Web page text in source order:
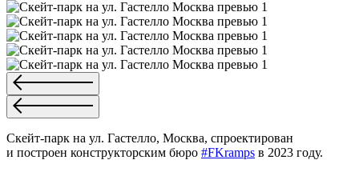
Скейт-парк на ул. Гастелло, Москва, спроектирован
и построен конструкторским бюро #FKramps в 2023 году.